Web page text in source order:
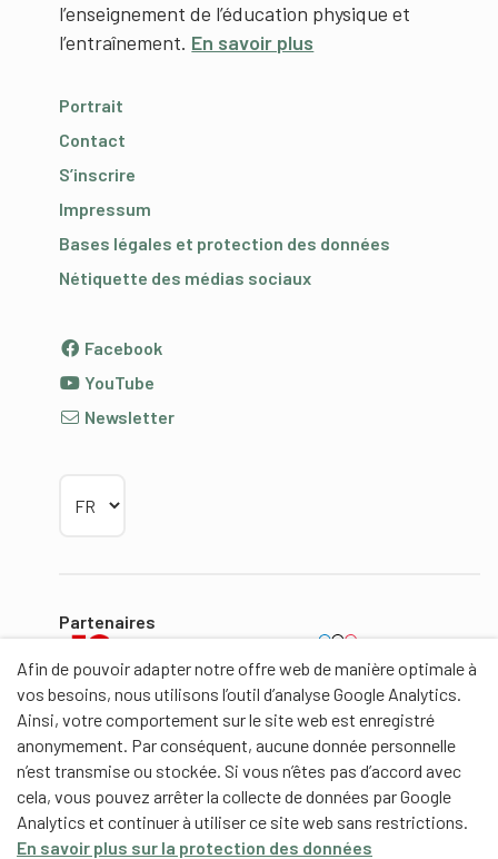
Afin de pouvoir adapter notre offre web de manière optimale à
vos besoins, nous utilisons l’outil d’analyse Google Analytics.
Ainsi, votre comportement sur le site web est enregistré
anonymement. Par conséquent, aucune donnée personnelle
n’est transmise ou stockée. Si vous n’êtes pas d’accord avec
cela, vous pouvez arrêter la collecte de données par Google
Analytics et continuer à utiliser ce site web sans restrictions.
En savoir plus sur la protection des données
l’enseignement de l’éducation physique et
l’entraînement. En savoir plus
Portrait
Contact
S’inscrire
Impressum
Bases légales et protection des données
Nétiquette des médias sociaux
Facebook
YouTube
Newsletter
Partenaires
Partenaires de contenus
Haute école fédérale de sport de Macolin HEFSM
Formation des entraîneurs Suisse